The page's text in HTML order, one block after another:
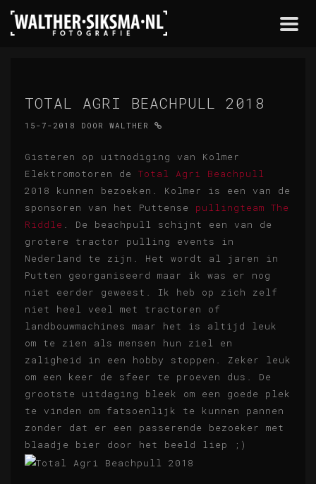
TOTAL AGRI BEACHPULL 2018
15-7-2018 DOOR WALTHER
Gisteren op uitnodiging van Kolmer
Elektromotoren de Total Agri Beachpull
2018 kunnen bezoeken. Kolmer is een van de
sponsoren van het Puttense pullingteam The
Riddle . De beachpull schijnt een van de
grotere tractor pulling events in
Nederland te zijn. Het wordt al jaren in
Putten georganiseerd maar ik was er nog
niet eerder geweest. Ik heb op zich zelf
niet heel veel met tractoren of
landbouwmachines maar het is altijd leuk
om te zien als mensen hun ziel en
zaligheid in een hobby stoppen. Zeker leuk
om een keer de sfeer te proeven dus. De
grootste uitdaging bleek om een goede plek
te vinden om fatsoenlijk te kunnen pannen
zonder dat er een passerende bezoeker met
blaadje bier door het beeld liep ;)